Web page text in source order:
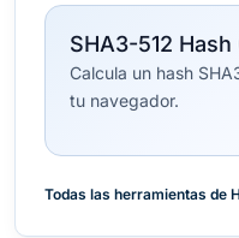
SHA3-512
Calcula un hash
tu navegador.
Todas las herramientas de